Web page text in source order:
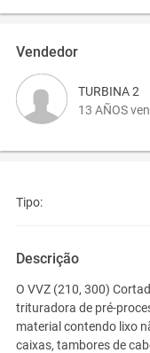
Vendedor
TURBINA 2
13 AÑOS
Tipo:
Descrição
O VVZ (210, 300)
trituradora de pré-
material contendo lixo
caixas, tambores de